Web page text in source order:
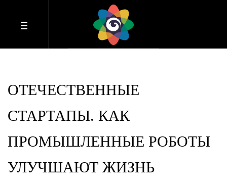
ОТЕЧЕСТВЕННЫЕ
СТАРТАПЫ. КАК
ПРОМЫШЛЕННЫЕ РОБОТЫ
УЛУЧШАЮТ ЖИЗНЬ